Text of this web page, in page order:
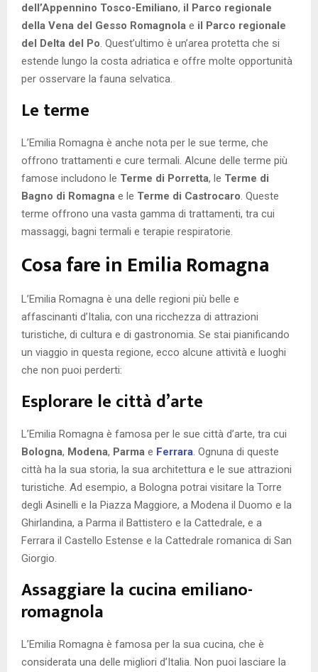
dell’Appennino Tosco-Emiliano, il Parco regionale
della Vena del Gesso Romagnola e il Parco regionale
del Delta del Po. Quest’ultimo è un’area protetta che si
estende lungo la costa adriatica e offre molte opportunità
per osservare la fauna selvatica.
Le terme
L’Emilia Romagna è anche nota per le sue terme, che
offrono trattamenti e cure termali. Alcune delle terme più
famose includono le Terme di Porretta, le Terme di
Bagno di Romagna e le Terme di Castrocaro. Queste
terme offrono una vasta gamma di trattamenti, tra cui
massaggi, bagni termali e terapie respiratorie.
Cosa fare in Emilia Romagna
L’Emilia Romagna è una delle regioni più belle e
affascinanti d’Italia, con una ricchezza di attrazioni
turistiche, di cultura e di gastronomia. Se stai pianificando
un viaggio in questa regione, ecco alcune attività e luoghi
che non puoi perderti:
Esplorare le città d’arte
L’Emilia Romagna è famosa per le sue città d’arte, tra cui
Bologna, Modena, Parma e Ferrara. Ognuna di queste
città ha la sua storia, la sua architettura e le sue attrazioni
turistiche. Ad esempio, a Bologna potrai visitare la Torre
degli Asinelli e la Piazza Maggiore, a Modena il Duomo e la
Ghirlandina, a Parma il Battistero e la Cattedrale, e a
Ferrara il Castello Estense e la Cattedrale romanica di San
Giorgio.
Assaggiare la cucina emiliano-
romagnola
L’Emilia Romagna è famosa per la sua cucina, che è
considerata una delle migliori d’Italia. Non puoi lasciare la